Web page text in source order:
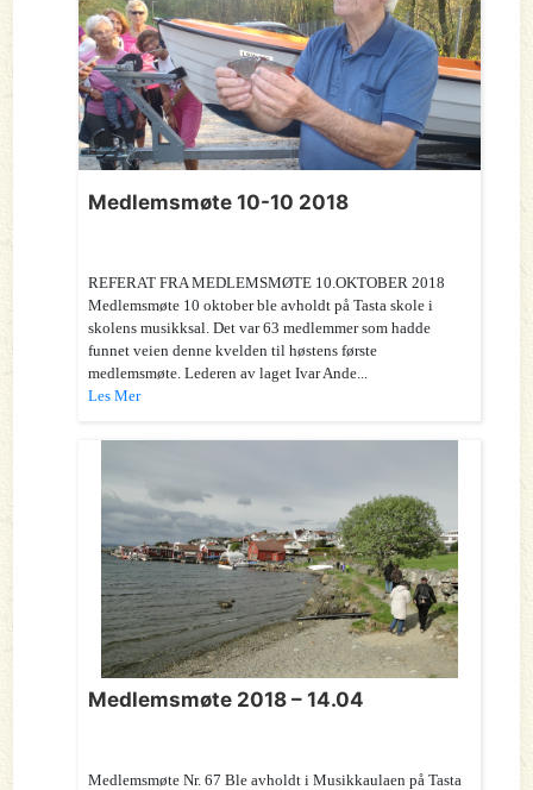
Medlemsmøte 10-10 2018
REFERAT FRA MEDLEMSMØTE 10.OKTOBER 2018
Medlemsmøte 10 oktober ble avholdt på Tasta skole i
skolens musikksal. Det var 63 medlemmer som hadde
funnet veien denne kvelden til høstens første
medlemsmøte. Lederen av laget Ivar Ande...
Les Mer
Medlemsmøte 2018 – 14.04
Medlemsmøte Nr. 67 Ble avholdt i Musikkaulaen på Tasta